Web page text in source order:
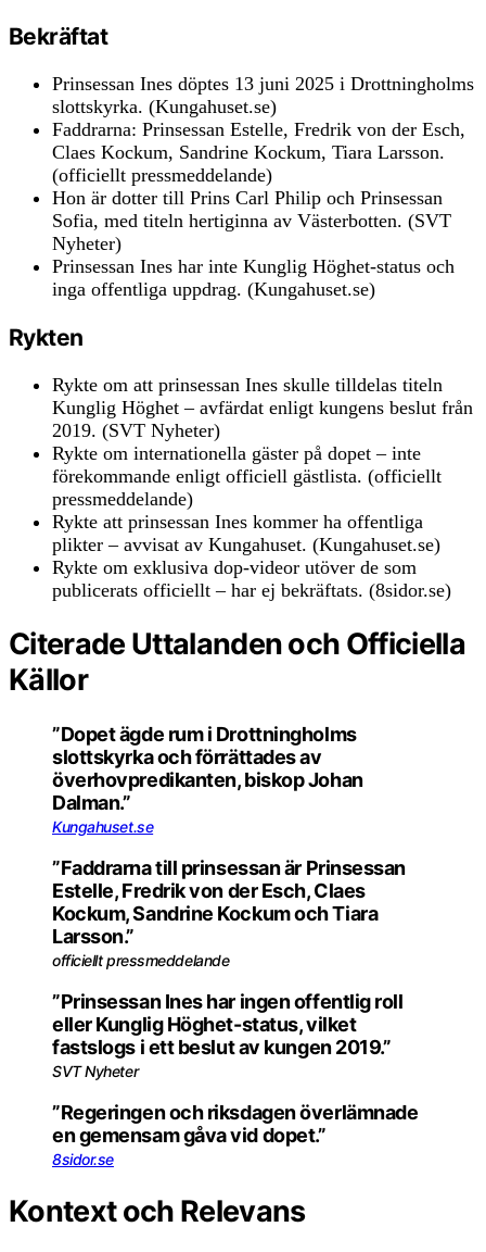
Bekräftat
Prinsessan Ines döptes 13 juni 2025 i Drottningholms
slottskyrka. (Kungahuset.se)
Faddrarna: Prinsessan Estelle, Fredrik von der Esch,
Claes Kockum, Sandrine Kockum, Tiara Larsson.
(officiellt pressmeddelande)
Hon är dotter till Prins Carl Philip och Prinsessan
Sofia, med titeln hertiginna av Västerbotten. (SVT
Nyheter)
Prinsessan Ines har inte Kunglig Höghet-status och
inga offentliga uppdrag. (Kungahuset.se)
Rykten
Rykte om att prinsessan Ines skulle tilldelas titeln
Kunglig Höghet – avfärdat enligt kungens beslut från
2019. (SVT Nyheter)
Rykte om internationella gäster på dopet – inte
förekommande enligt officiell gästlista. (officiellt
pressmeddelande)
Rykte att prinsessan Ines kommer ha offentliga
plikter – avvisat av Kungahuset. (Kungahuset.se)
Rykte om exklusiva dop-videor utöver de som
publicerats officiellt – har ej bekräftats. (8sidor.se)
Citerade Uttalanden och Officiella
Källor
”Dopet ägde rum i Drottningholms
slottskyrka och förrättades av
överhovpredikanten, biskop Johan
Dalman.”
Kungahuset.se
”Faddrarna till prinsessan är Prinsessan
Estelle, Fredrik von der Esch, Claes
Kockum, Sandrine Kockum och Tiara
Larsson.”
officiellt pressmeddelande
”Prinsessan Ines har ingen offentlig roll
eller Kunglig Höghet-status, vilket
fastslogs i ett beslut av kungen 2019.”
SVT Nyheter
”Regeringen och riksdagen överlämnade
en gemensam gåva vid dopet.”
8sidor.se
Kontext och Relevans